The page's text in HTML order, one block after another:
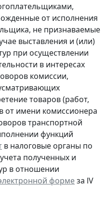
от исполнения
не признаваемые
выставления и (или)
при осуществлении
в интересах
комиссии,
товаров (работ,
от имени комиссионера
транспортной
функций
в налоговые органы по
полученных и
в отношении
формеза lV